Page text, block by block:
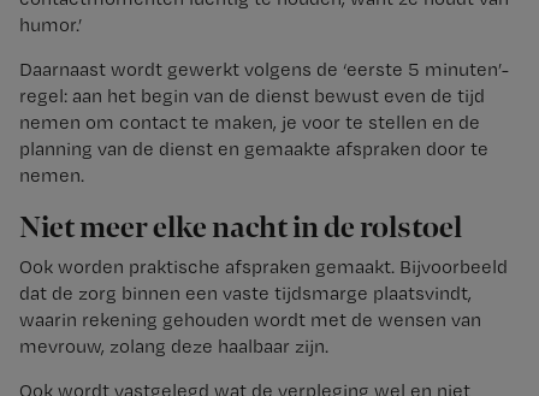
humor.’
Daarnaast wordt gewerkt volgens de ‘eerste 5 minuten’-
regel: aan het begin van de dienst bewust even de tijd
nemen om contact te maken, je voor te stellen en de
planning van de dienst en gemaakte afspraken door te
nemen.
Niet meer elke nacht in de rolstoel
Ook worden praktische afspraken gemaakt. Bijvoorbeeld
dat de zorg binnen een vaste tijdsmarge plaatsvindt,
waarin rekening gehouden wordt met de wensen van
mevrouw, zolang deze haalbaar zijn.
Ook wordt vastgelegd wat de verpleging wel en niet